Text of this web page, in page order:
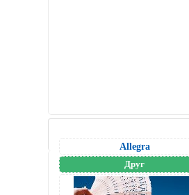
Allegra
Друг